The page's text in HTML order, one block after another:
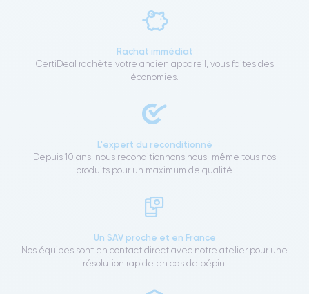
Rachat immédiat
CertiDeal rachète votre ancien appareil, vous faites des
économies.
L'expert du reconditionné
Depuis 10 ans, nous reconditionnons nous-même tous nos
produits pour un maximum de qualité.
Un SAV proche et en France
Nos équipes sont en contact direct avec notre atelier pour une
résolution rapide en cas de pépin.